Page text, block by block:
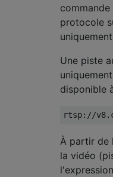
protocole
Une piste
disponible
À partir de
la vidéo